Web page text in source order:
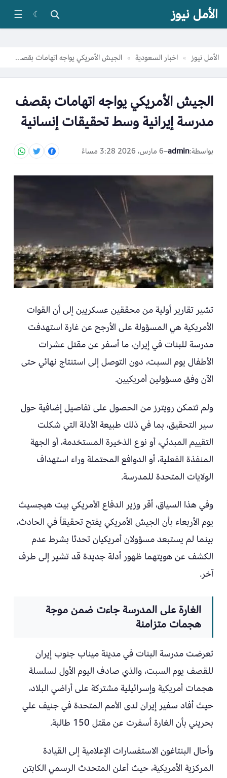
الأمل نيوز ☾
☰
الأمل نيوز » اخبار السعودية » الجيش الأمريكي يواجه اتهامات بقصف مدرسة إيرانية وسط تحقيقات إنسانية
الجيش الأمريكي يواجه اتهامات بقصف
مدرسة إيرانية وسط تحقيقات إنسانية
بواسطة:admin
–6 مارس، 2026 3:28 مساءً
تشير تقارير أولية من محققين عسكريين إلى أن القوات
الأمريكية هي المسؤولة على الأرجح عن غارة استهدفت
مدرسة للبنات في إيران، ما أسفر عن مقتل عشرات
الأطفال يوم السبت، دون التوصل إلى استنتاج نهائي حتى
الآن وفق مسؤولين أمريكيين.
ولم تتمكن رويترز من الحصول على تفاصيل إضافية حول
سير التحقيق، بما في ذلك طبيعة الأدلة التي شكلت
التقييم المبدئي، أو نوع الذخيرة المستخدمة، أو الجهة
المنفذة الفعلية، أو الدوافع المحتملة وراء استهداف
الولايات المتحدة للمدرسة.
وفي هذا السياق، أقر وزير الدفاع الأمريكي بيت هيجسيث
يوم الأربعاء بأن الجيش الأمريكي يفتح تحقيقاً في الحادث،
بينما لم يستبعد مسؤولان أمريكيان تحدثا بشرط عدم
الكشف عن هويتهما ظهور أدلة جديدة قد تشير إلى طرف
آخر.
الغارة على المدرسة جاءت ضمن موجة
هجمات متزامنة
تعرضت مدرسة البنات في مدينة ميناب جنوب إيران
للقصف يوم السبت، والذي صادف اليوم الأول لسلسلة
هجمات أمريكية وإسرائيلية مشتركة على أراضي البلاد،
حيث أفاد سفير إيران لدى الأمم المتحدة في جنيف علي
بحريني بأن الغارة أسفرت عن مقتل 150 طالبة.
وأحال البنتاغون الاستفسارات الإعلامية إلى القيادة
المركزية الأمريكية، حيث أعلن المتحدث الرسمي الكابتن